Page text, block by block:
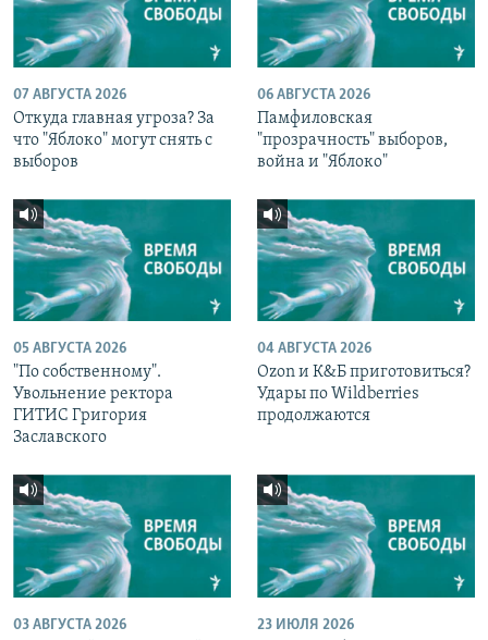
07 АВГУСТА 2026
Откуда главная угроза? За
что "Яблоко" могут снять с
выборов
06 АВГУСТА 2026
Памфиловская
"прозрачность" выборов,
война и "Яблоко"
05 АВГУСТА 2026
"По собственному".
Увольнение ректора
ГИТИС Григория
Заславского
04 АВГУСТА 2026
Ozon и К&Б приготовиться?
Удары по Wildberries
продолжаются
03 АВГУСТА 2026 23 ИЮЛЯ 2026